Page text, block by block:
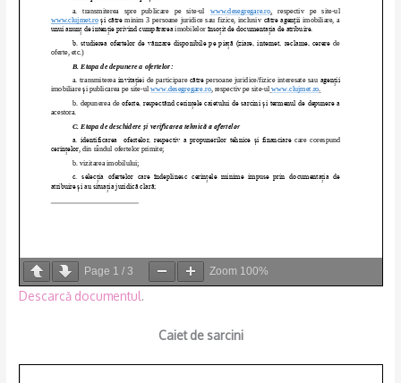
Page 1 /3 Zoom 100%
Descarcă documentul.
Caiet de sarcini